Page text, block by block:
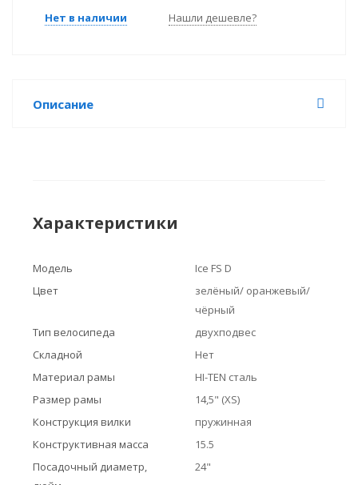
Нет в наличии Нашли дешевле?
Описание
Характеристики
Модель
Ice FS D
Цвет
зелёный/ оранжевый/
чёрный
Тип велосипеда
двухподвес
Складной
Нет
Материал рамы
HI-TEN сталь
Размер рамы
14,5" (XS)
Конструкция вилки
пружинная
Конструктивная масса
15.5
Посадочный диаметр,
24"